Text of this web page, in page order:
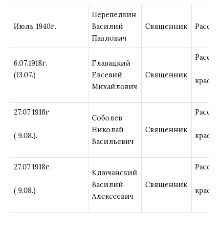
Июль 1940г.
Перепелкин
Василий
Павлович
Священник
6.07.1918г.
(13.07.)
Главацкий
Евсевий
Михайлович
Священник
27.07.1918г
( 9.08.).
Соболев
Николай
Васильевич
Священник
27.07.1918г.
( 9.08.)
Ключанский
Василий
Алексеевич
Священник